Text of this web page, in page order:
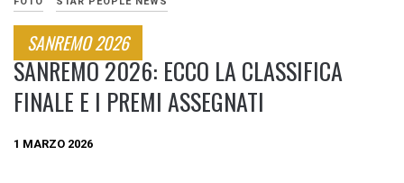
SANREMO 2026
SANREMO 2026: ECCO LA CLASSIFICA
FINALE E I PREMI ASSEGNATI
1 MARZO 2026